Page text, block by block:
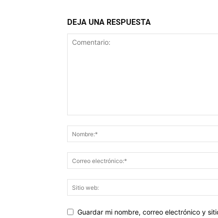
DEJA UNA RESPUESTA
Guardar mi nombre, correo electrónico y